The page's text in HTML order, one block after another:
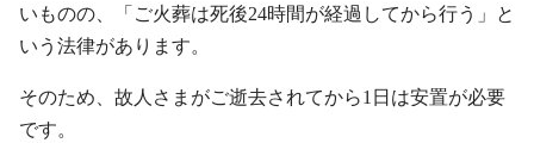
いものの、「ご火葬は死後24時間が経過してから行う」と
いう法律があります。
そのため、故人さまがご逝去されてから1日は安置が必要
です。